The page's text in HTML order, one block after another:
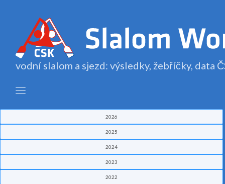
vodní slalom a sjezd: výsledky, žebříčky, data
2026
2025
2024
2023
2022